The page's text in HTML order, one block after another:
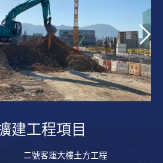
建工程項目
二號客運大樓土方工程